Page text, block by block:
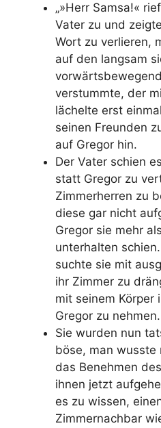
„»Herr Samsa!«
Vater zu und
Wort zu verlieren,
auf den langsam
verstummte, der
lächelte erst
seinen Freunden
auf Gregor hin.
Der Vater schien
statt Gregor zu
Zimmerherren zu
diese gar nicht
Gregor sie mehr
unterhalten
suchte sie mit
ihr Zimmer zu
mit seinem Körper
Gregor zu nehmen.
Sie wurden nun
böse, man wusste
das Benehmen
ihnen jetzt
es zu wissen,
Zimmernachbar